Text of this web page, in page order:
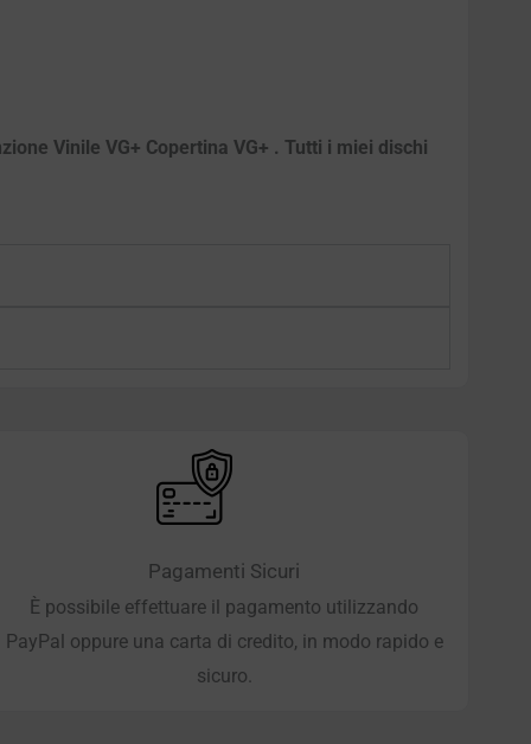
Vinile VG+ Copertina VG+ . Tutti i miei dischi
Pagamenti Sicuri
È possibile effettuare il pagamento utilizzando
PayPal oppure una carta di credito, in modo rapido e
sicuro.